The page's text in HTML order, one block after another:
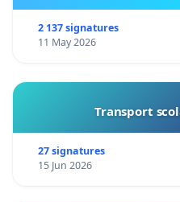
2 137 signatures
11 May 2026
Transport
27 signatures
15 Jun 2026